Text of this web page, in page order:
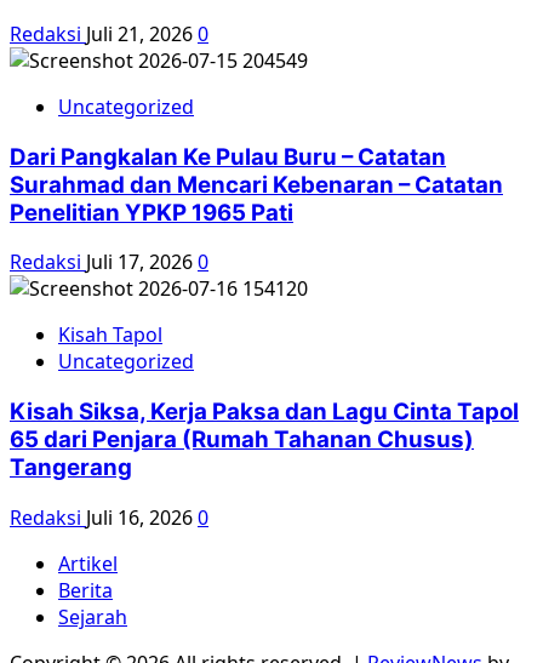
Redaksi Juli 21, 20260
Uncategorized
Dari Pangkalan Ke Pulau Buru – Catatan
Surahmad dan Mencari Kebenaran – Catatan
Penelitian YPKP 1965 Pati
Redaksi Juli 17, 20260
Kisah Tapol
Uncategorized
Kisah Siksa, Kerja Paksa dan Lagu Cinta Tapol
65 dari Penjara (Rumah Tahanan Chusus)
Tangerang
Redaksi Juli 16, 20260
Artikel
Berita
Sejarah